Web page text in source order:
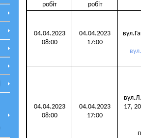
робіт
робіт
04.04.2023
08:00
04.04.2023
17:00
04.04.2023
08:00
04.04.2023
17:00
17,